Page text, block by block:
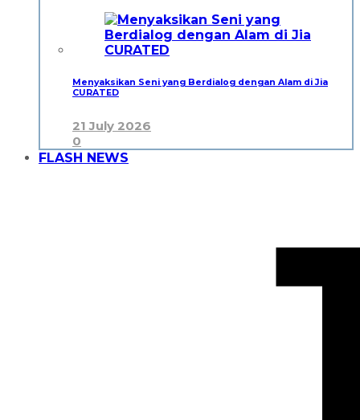
Menyaksikan Seni yang Berdialog dengan Alam di Jia
CURATED
21 July 2026
0
FLASH NEWS